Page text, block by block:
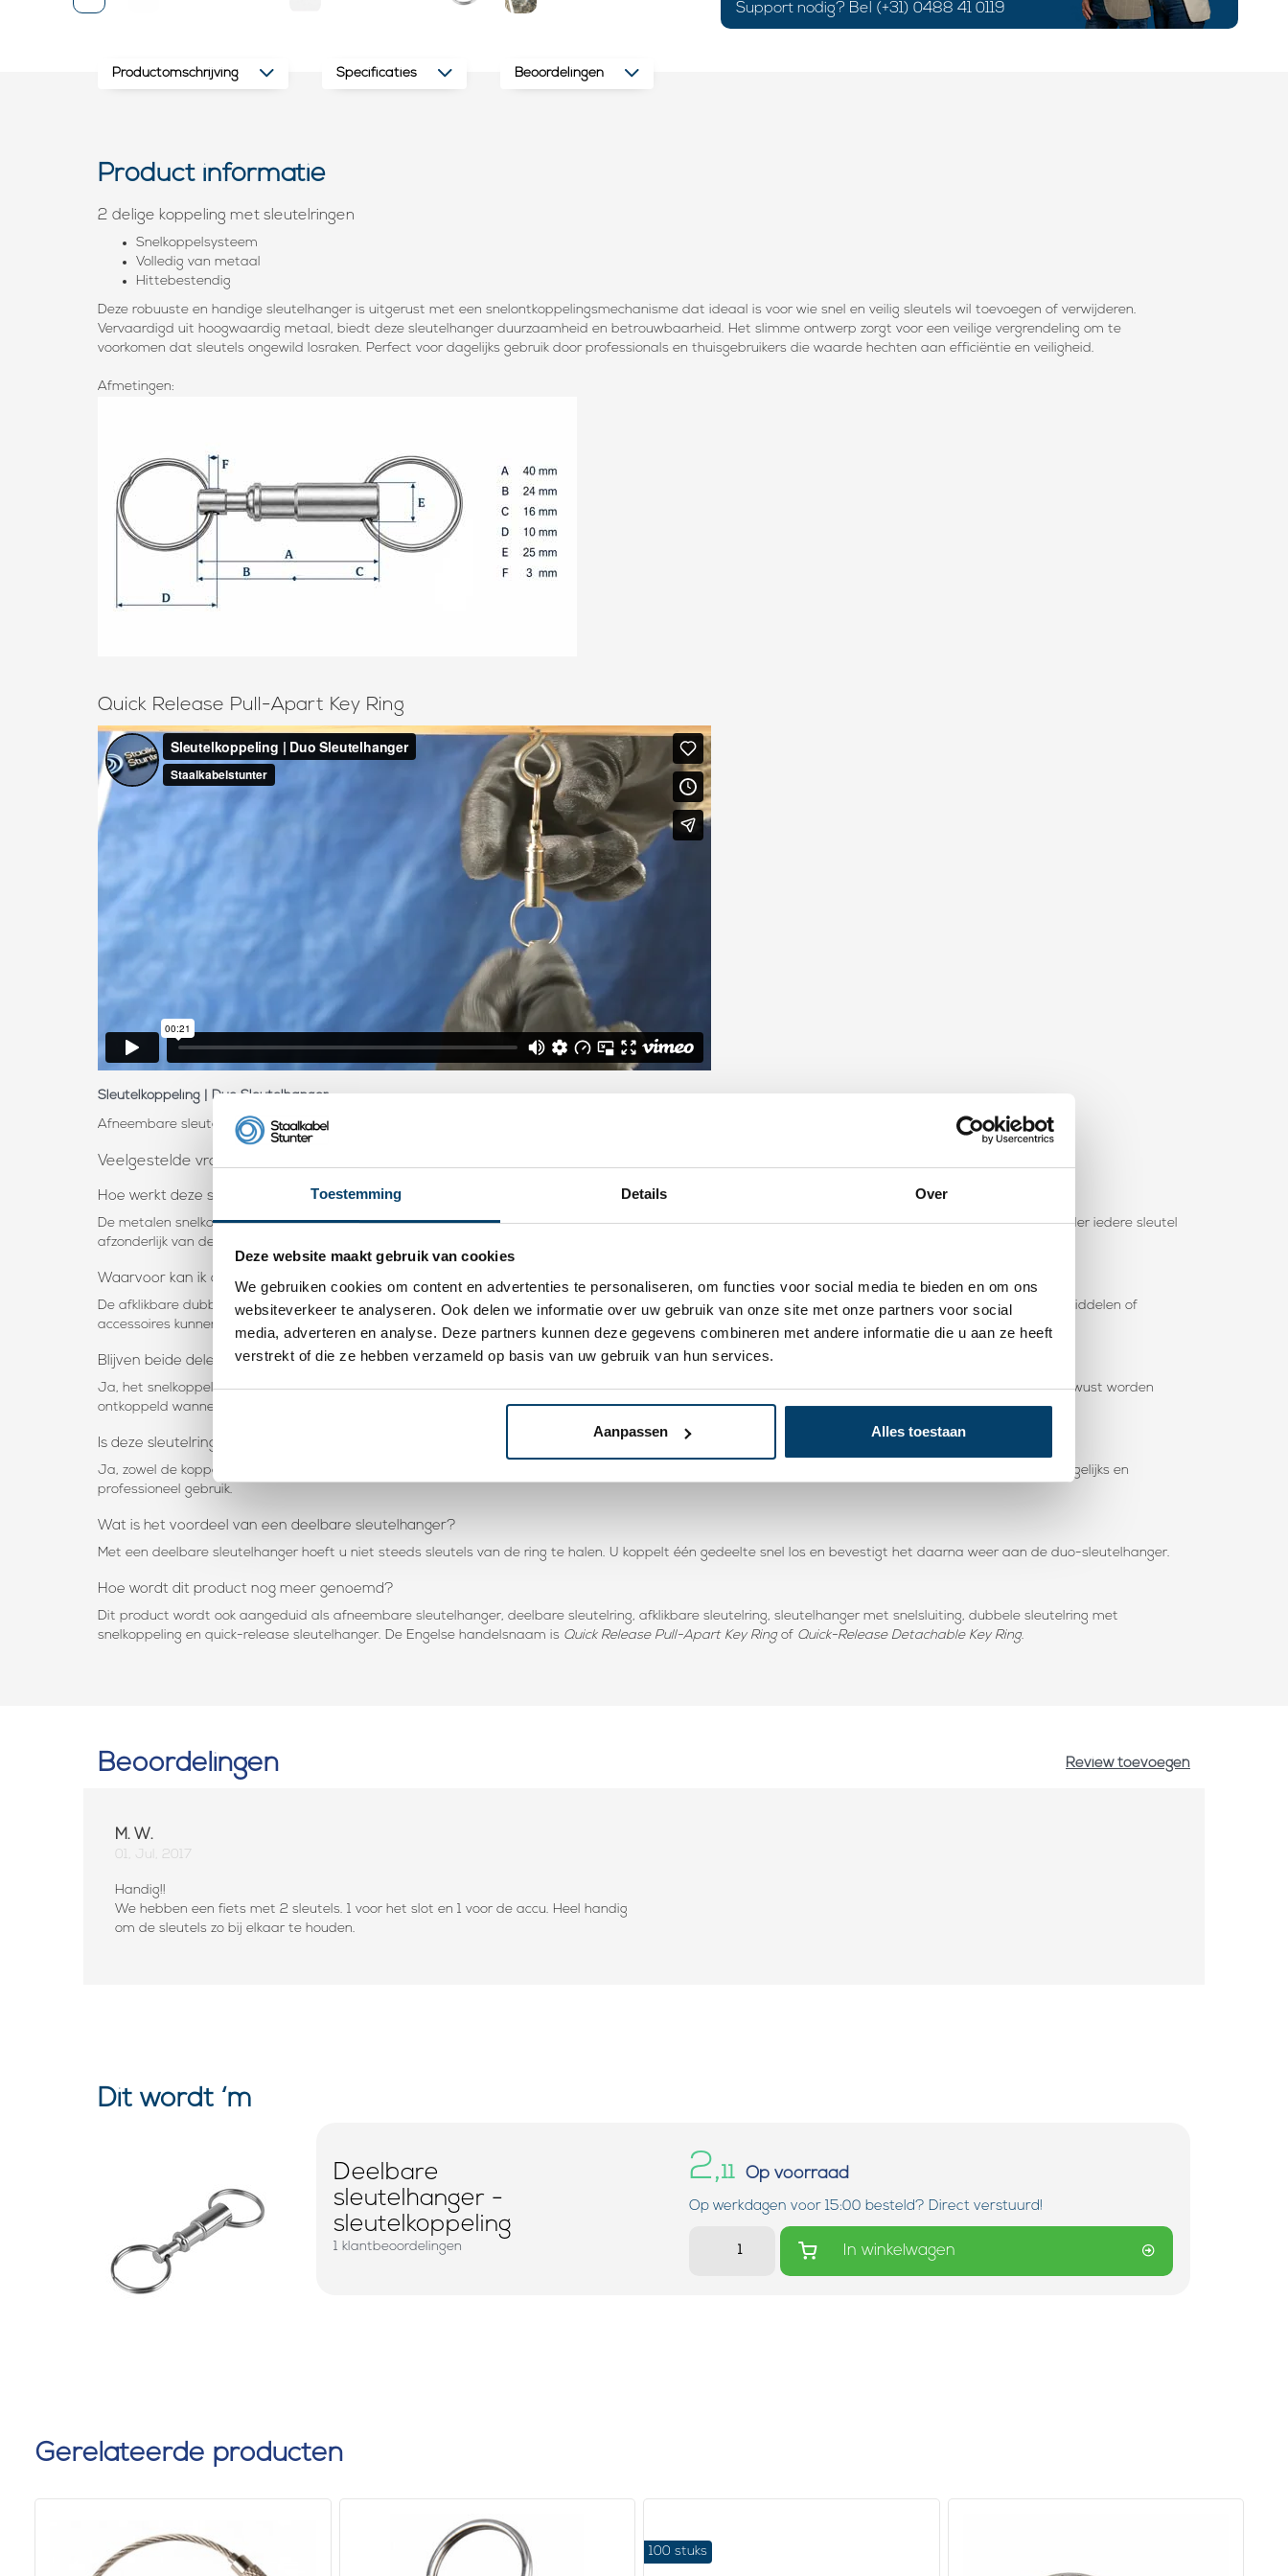
Toestemming Details Over
Deze website maakt gebruik van cookies
We gebruiken cookies om content en advertenties te personaliseren, om functies voor social media te bieden en om ons
websiteverkeer te analyseren. Ook delen we informatie over uw gebruik van onze site met onze partners voor social
media, adverteren en analyse. Deze partners kunnen deze gegevens combineren met andere informatie die u aan ze heeft
verstrekt of die ze hebben verzameld op basis van uw gebruik van hun services.
Aanpassen Alles toestaan
Support nodig? Bel (+31) 0488 41 0119
Productomschrijving Specificaties Beoordelingen
Product informatie
2 delige koppeling met sleutelringen
Snelkoppelsysteem
Volledig van metaal
Hittebestendig
Deze robuuste en handige sleutelhanger is uitgerust met een snelontkoppelingsmechanisme dat ideaal is voor wie snel en veilig sleutels wil toevoegen of verwijderen.
Vervaardigd uit hoogwaardig metaal, biedt deze sleutelhanger duurzaamheid en betrouwbaarheid. Het slimme ontwerp zorgt voor een veilige vergrendeling om te
voorkomen dat sleutels ongewild losraken. Perfect voor dagelijks gebruik door professionals en thuisgebruikers die waarde hechten aan efficiëntie en veiligheid.
Afmetingen:
Quick Release Pull-Apart Key Ring
Sleutelkoppeling | Duo Sleutelhanger
Afneembare sleutelhanger
Veelgestelde vragen over de deelbare sleutelhanger
Hoe werkt deze sleutelhanger met snelsluiting?
De metalen snelkoppeling bestaat uit twee delen die eenvoudig van elkaar kunnen worden losgekoppeld. Hierdoor kunt u een sleutelbos snel losmaken zonder iedere sleutel
afzonderlijk van de sleutelring te halen.
Waarvoor kan ik deze afklikbare dubbele sleutelring gebruiken?
De afklikbare dubbele sleutelring is geschikt voor het gescheiden meenemen van bijvoorbeeld huis-, bedrijfs-, werkplaats- en autosleutels. Ook kleine hulpmiddelen of
accessoires kunnen aan de ringen worden bevestigd.
Blijven beide delen stevig met elkaar verbonden?
Ja, het snelkoppelingsmechanisme zorgt ervoor dat beide delen tijdens normaal gebruik veilig met elkaar verbonden blijven. De deelbare sleutelring kan bewust worden
ontkoppeld wanneer u een van de sleutelbossen apart wilt gebruiken.
Is deze sleutelring volledig van metaal?
Ja, zowel de koppeling als de twee sleutelringen zijn van metaal gemaakt. Hierdoor is deze metalen snelkoppeling met dubbele sleutelring geschikt voor dagelijks en
professioneel gebruik.
Wat is het voordeel van een deelbare sleutelhanger?
Met een deelbare sleutelhanger hoeft u niet steeds sleutels van de ring te halen. U koppelt één gedeelte snel los en bevestigt het daarna weer aan de duo-sleutelhanger.
Hoe wordt dit product nog meer genoemd?
Dit product wordt ook aangeduid als afneembare sleutelhanger, deelbare sleutelring, afklikbare sleutelring, sleutelhanger met snelsluiting, dubbele sleutelring met
snelkoppeling en quick-release sleutelhanger. De Engelse handelsnaam is Quick Release Pull-Apart Key Ringof Quick-Release Detachable Key Ring.
Beoordelingen Review toevoegen
M. W.
01, Jul, 2017
Handig!!
We hebben een fiets met 2 sleutels. 1 voor het slot en 1 voor de accu. Heel handig
om de sleutels zo bij elkaar te houden.
Dit wordt ‘m
Deelbare
sleutelhanger -
sleutelkoppeling
1 klantbeoordelingen
2,11 Op voorraad
Op werkdagen voor 15:00 besteld? Direct verstuurd!
In winkelwagen
Gerelateerde producten
100 stuks